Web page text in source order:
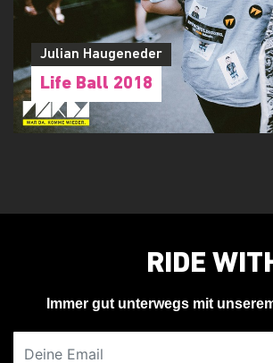
Julian Haugeneder
Life Ball 2018
RIDE
Immer gut unterwegs mit